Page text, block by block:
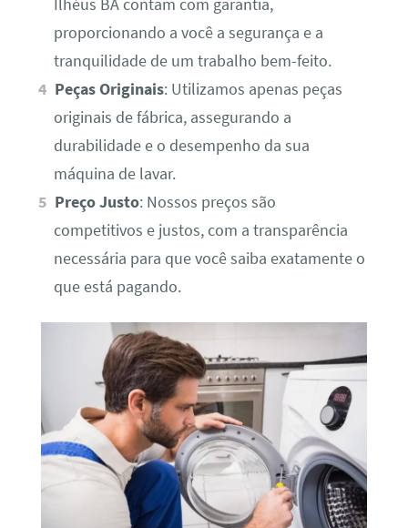
Ilhéus BA contam com garantia,
proporcionando a você a segurança e a
tranquilidade de um trabalho bem-feito.
Peças Originais: Utilizamos apenas peças
originais de fábrica, assegurando a
durabilidade e o desempenho da sua
máquina de lavar.
Preço Justo: Nossos preços são
competitivos e justos, com a transparência
necessária para que você saiba exatamente o
que está pagando.